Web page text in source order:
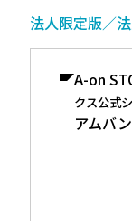
法人限定版／
A-on
クス公式
アムバ